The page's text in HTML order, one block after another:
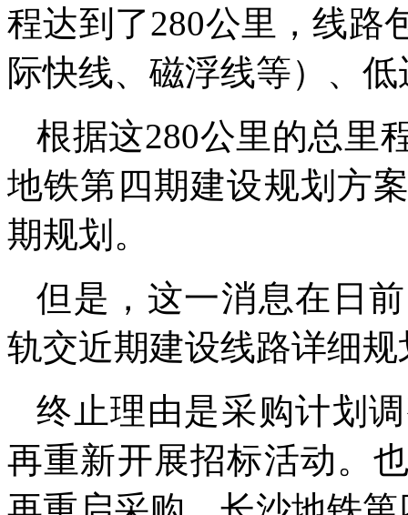
程达到了280公里，线路
际快线、磁浮线等）、
根据这280公里的总里
地铁第四期建设规划方
期规划。
但是，这一消息在日
轨交近期建设线路详细
终止理由是采购计划
再重新开展招标活动。